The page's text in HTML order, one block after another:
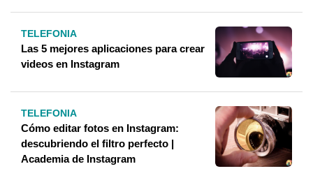
TELEFONIA
Las 5 mejores aplicaciones para crear
videos en Instagram
TELEFONIA
Cómo editar fotos en Instagram:
descubriendo el filtro perfecto |
Academia de Instagram